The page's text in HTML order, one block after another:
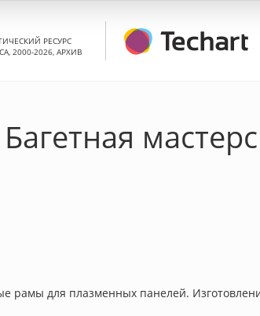
РЕСУРС
2000-2026, АРХИВ
рамы для плазменных панелей.